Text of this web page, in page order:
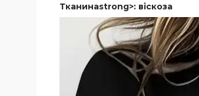
Тканинаstrong>: віскоза